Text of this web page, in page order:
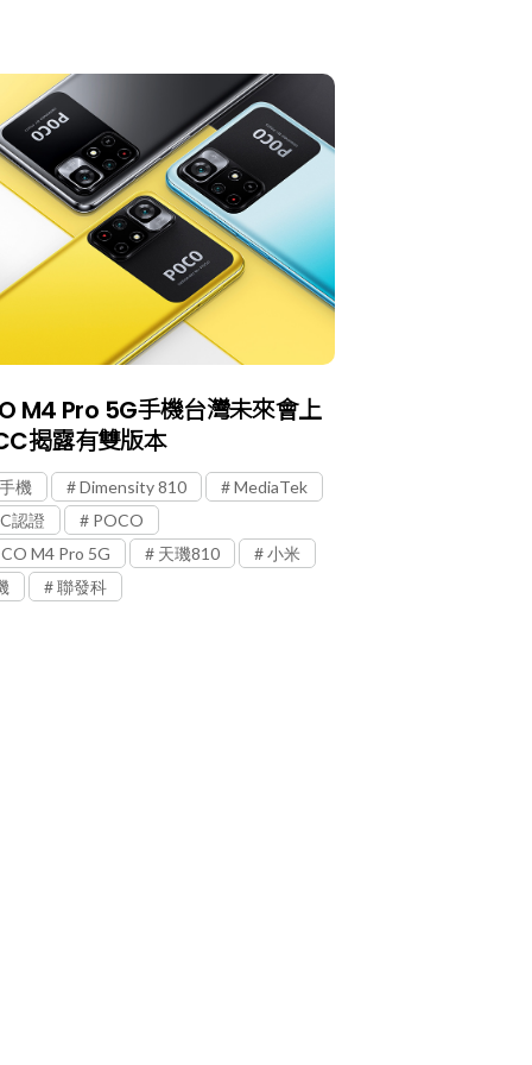
M4 Pro 5G手機台灣未來會上
揭露有雙版本
機 Dimensity 810
MediaTek
認證
POCO
M4 Pro 5G
天璣810
小米
聯發科